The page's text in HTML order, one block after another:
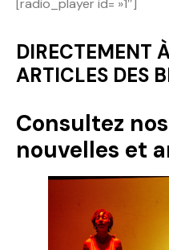
Politique
Technologies
[radio_player id= »1″]
DIRECTEMENT
ARTICLES DES
Consultez
nouvelles et